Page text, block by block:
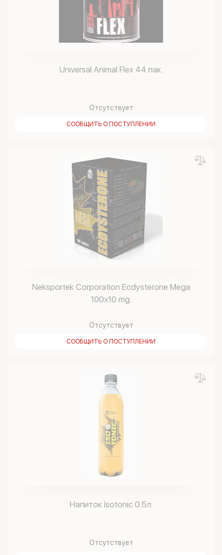
Universal Animal Flex 44 пак.
Отсутствует
СООБЩИТЬ О ПОСТУПЛЕНИИ
Neksportek Corporation Ecdysterone Mega
100х10 mg.
Отсутствует
СООБЩИТЬ О ПОСТУПЛЕНИИ
Напиток Isotonic 0.5л.
Отсутствует